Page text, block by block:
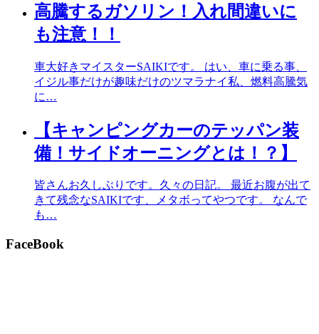
高騰するガソリン！入れ間違いに
も注意！！
車大好きマイスターSAIKIです。 はい、車に乗る事、
イジル事だけが趣味だけのツマラナイ私、燃料高騰気
に…
【キャンピングカーのテッパン装
備！サイドオーニングとは！？】
皆さんお久しぶりです。久々の日記。 最近お腹が出て
きて残念なSAIKIです、メタボってやつです。 なんで
も…
FaceBook